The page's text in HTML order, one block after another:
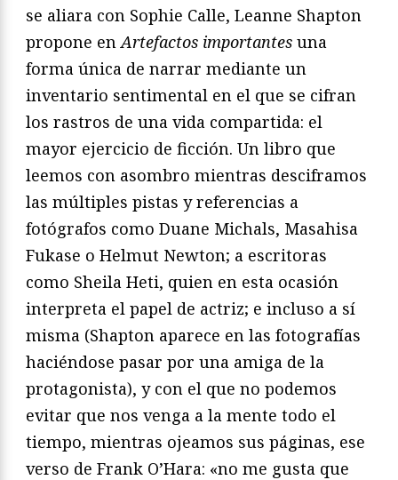
se aliara con Sophie Calle, Leanne Shapton
propone en Artefactos importantes una
forma única de narrar mediante un
inventario sentimental en el que se cifran
los rastros de una vida compartida: el
mayor ejercicio de ficción. Un libro que
leemos con asombro mientras desciframos
las múltiples pistas y referencias a
fotógrafos como Duane Michals, Masahisa
Fukase o Helmut Newton; a escritoras
como Sheila Heti, quien en esta ocasión
interpreta el papel de actriz; e incluso a sí
misma (Shapton aparece en las fotografías
haciéndose pasar por una amiga de la
protagonista), y con el que no podemos
evitar que nos venga a la mente todo el
tiempo, mientras ojeamos sus páginas, ese
verso de Frank O’Hara: «no me gusta que